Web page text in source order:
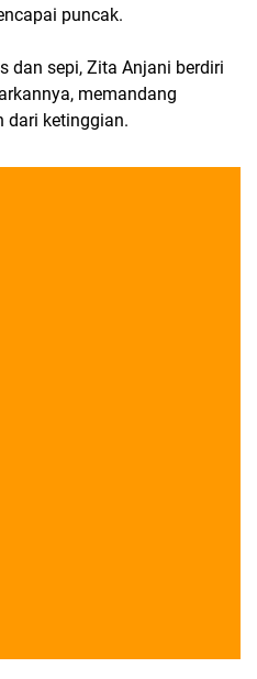
puncak.
dan sepi, Zita Anjani berdiri
memandang
dari ketinggian.